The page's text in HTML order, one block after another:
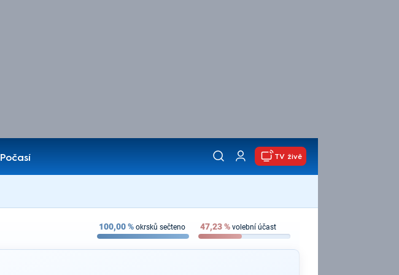
Počasí
TV živě
100,00% okrsků sečteno 47,23% volební účast